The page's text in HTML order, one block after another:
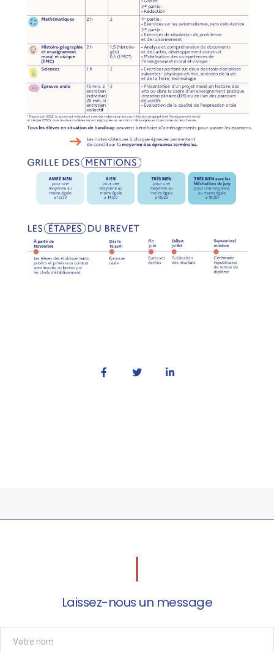
Laissez-nous un message